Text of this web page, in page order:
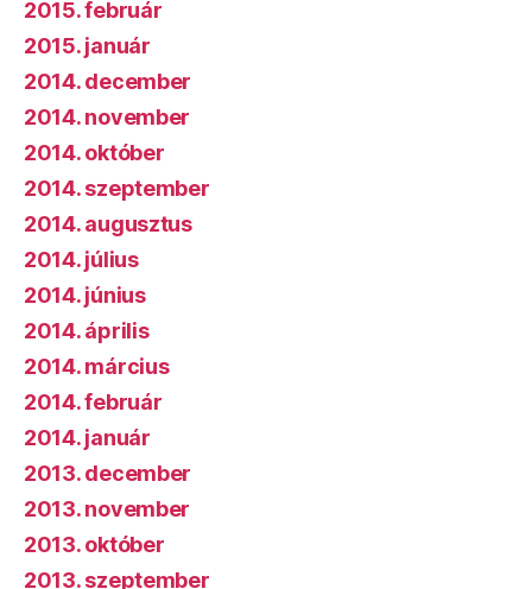
2015. február
2015. január
2014. december
2014. november
2014. október
2014. szeptember
2014. augusztus
2014. július
2014. június
2014. április
2014. március
2014. február
2014. január
2013. december
2013. november
2013. október
2013. szeptember